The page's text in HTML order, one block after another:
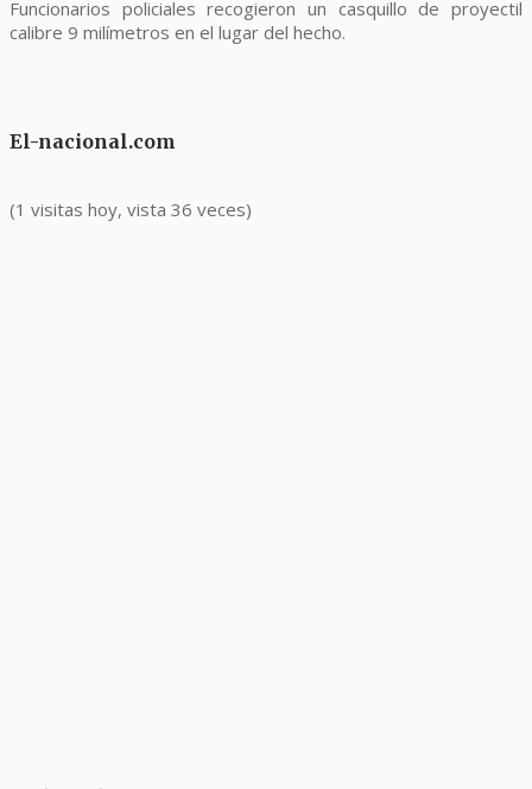
Funcionarios policiales recogieron un casquillo de proyectil
calibre 9 milímetros en el lugar del hecho.
El-nacional.com
(1 visitas hoy, vista 36 veces)